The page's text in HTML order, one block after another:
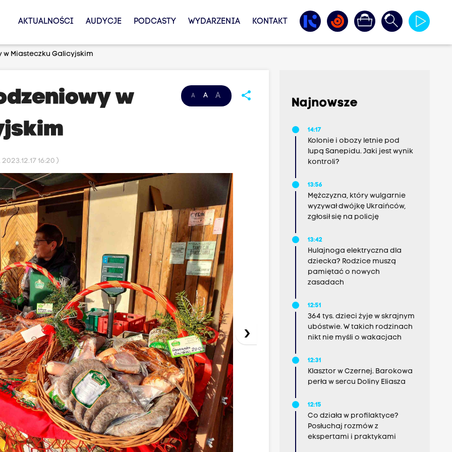
AKTUALNOŚCI AUDYCJE PODCASTY WYDARZENIA KONTAKT
Miasteczku Galicyjskim
A A A share
w
16:20 )
›
Najnowsze
14:17
Kolonie i obozy letnie pod
lupą Sanepidu. Jaki jest wynik
kontroli?
13:56
Mężczyzna, który wulgarnie
wyzywał dwójkę Ukraińców,
zgłosił się na policję
13:42
Hulajnoga elektryczna dla
dziecka? Rodzice muszą
pamiętać o nowych
zasadach
12:51
364 tys. dzieci żyje w skrajnym
ubóstwie. W takich rodzinach
nikt nie myśli o wakacjach
12:31
Klasztor w Czernej. Barokowa
perła w sercu Doliny Eliasza
12:15
Co działa w profilaktyce?
Posłuchaj rozmów z
ekspertami i praktykami